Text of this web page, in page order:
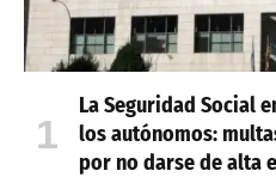
La Seguridad Social
los autónomos:
por no darse de alta